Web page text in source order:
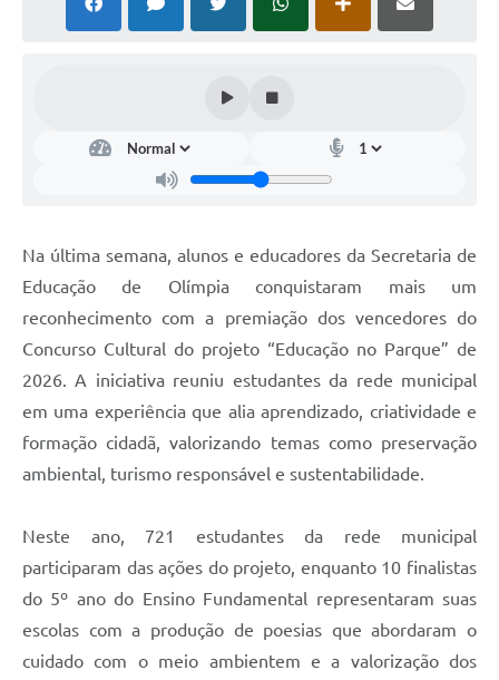
Na última semana, alunos e educadores da Secretaria de
Educação de Olímpia conquistaram mais um
reconhecimento com a premiação dos vencedores do
Concurso Cultural do projeto “Educação no Parque” de
2026. A iniciativa reuniu estudantes da rede municipal
em uma experiência que alia aprendizado, criatividade e
formação cidadã, valorizando temas como preservação
ambiental, turismo responsável e sustentabilidade.
Neste ano, 721 estudantes da rede municipal
participaram das ações do projeto, enquanto 10 finalistas
do 5º ano do Ensino Fundamental representaram suas
escolas com a produção de poesias que abordaram o
cuidado com o meio ambientem e a valorização dos